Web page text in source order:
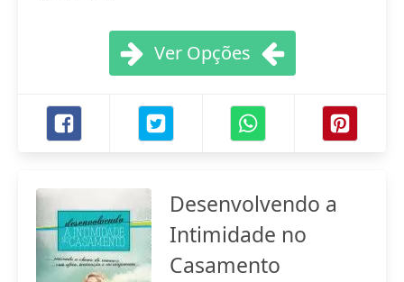
Ver Opções
Desenvolvendo a
Intimidade no
Casamento